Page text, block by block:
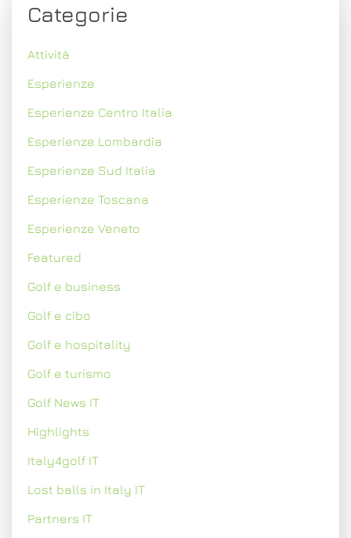
Categorie
Attività
Esperienze
Esperienze Centro Italia
Esperienze Lombardia
Esperienze Sud Italia
Esperienze Toscana
Esperienze Veneto
Featured
Golf e business
Golf e cibo
Golf e hospitality
Golf e turismo
Golf News IT
Highlights
Italy4golf IT
Lost balls in Italy IT
Partners IT